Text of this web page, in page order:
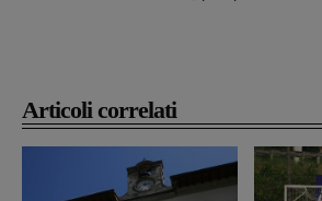
Articoli correlati